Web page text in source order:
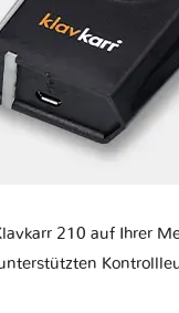
210 auf Ihrer